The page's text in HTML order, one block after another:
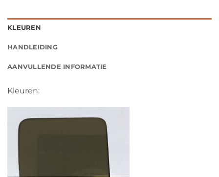
KLEUREN
HANDLEIDING
AANVULLENDE INFORMATIE
Kleuren: